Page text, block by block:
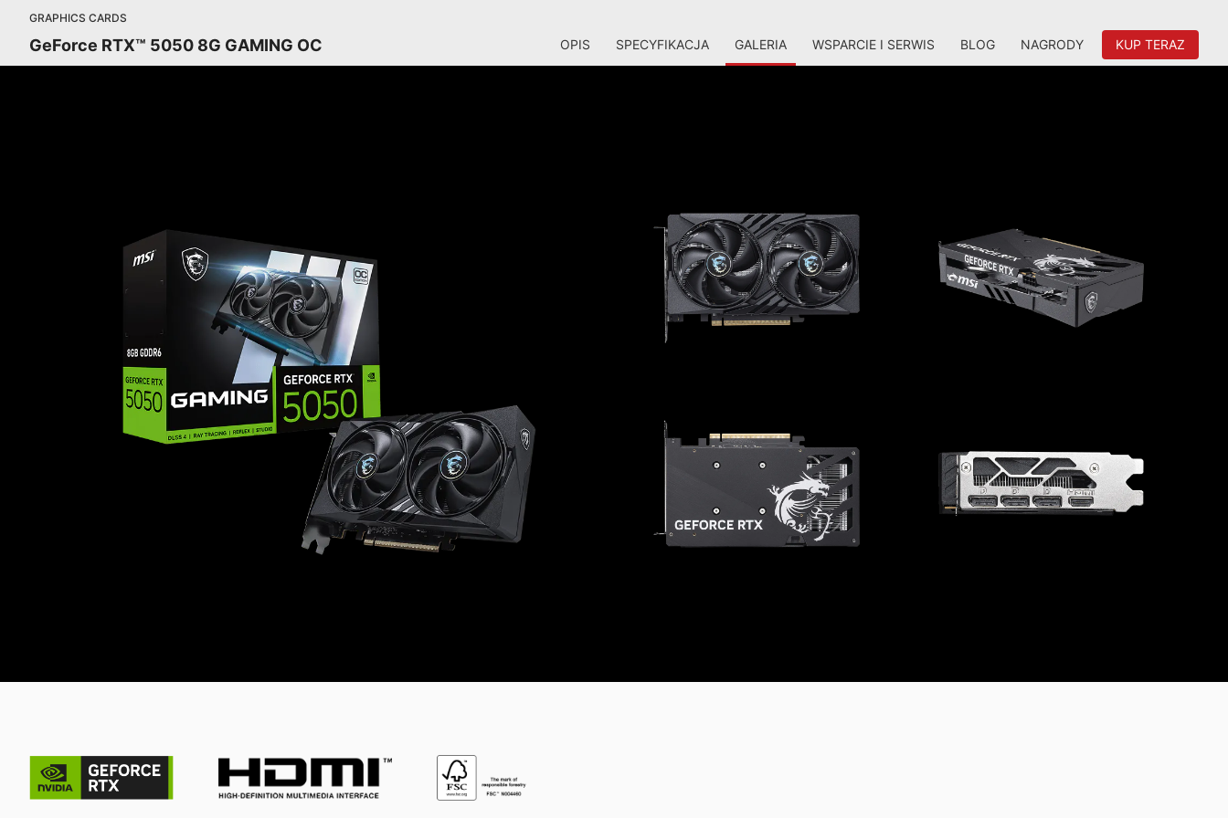
GRAPHICS CARDS
GeForce RTX™ 5050 8G GAMING OC OPIS SPECYFIKACJA GALERIA WSPARCIE I SERWIS BLOG NAGRODY KUP TERAZ